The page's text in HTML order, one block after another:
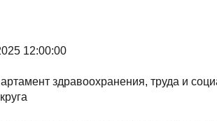
12:00:00
здравоохранения, труда и